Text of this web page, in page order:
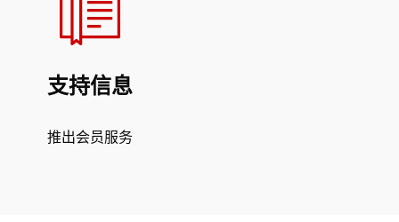
支持信息
推出会员服务